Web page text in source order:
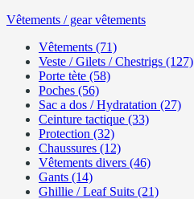
Vêtements / gear vêtements
Vêtements (71)
Veste / Gilets / Chestrigs (127)
Porte tète (58)
Poches (56)
Sac a dos / Hydratation (27)
Ceinture tactique (33)
Protection (32)
Chaussures (12)
Vêtements divers (46)
Gants (14)
Ghillie / Leaf Suits (21)